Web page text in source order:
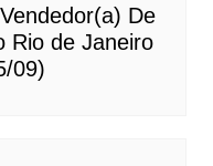
De
Rio de Janeiro
09)